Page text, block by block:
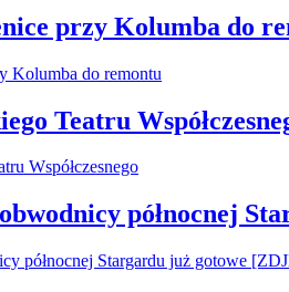
przy Kolumba do
Teatru
północnej